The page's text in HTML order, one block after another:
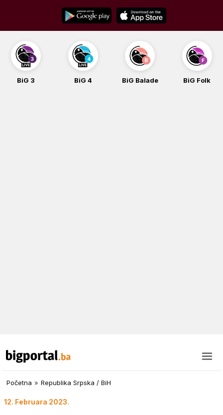
content
BiG 3 BiG 4 BiG Balade BiG Folk
Početna » Republika Srpska / BiH
12. Februara 2023.